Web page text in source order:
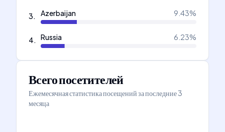
3. Azerbaijan 9.43%
4. Russia 6.23%
Всего посетителей
Ежемесячная статистика посещений за последние 3
месяца